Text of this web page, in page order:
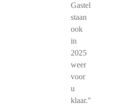
Gastel
staan
ook
in
2025
weer
voor
u
klaar."